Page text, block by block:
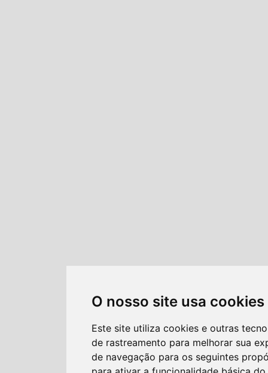
O nosso site usa cookies
Este site utiliza cookies e outras
de rastreamento para melhorar sua
de navegação para os seguintes